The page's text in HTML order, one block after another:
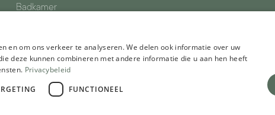
Badkamer
en om ons verkeer te analyseren. We delen ook informatie over uw
deze kunnen combineren met andere informatie die u aan hen heeft
Privacybeleid
FUNCTIONEEL